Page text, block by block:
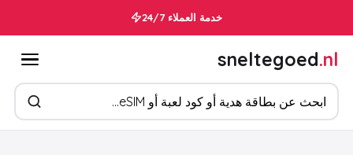
خدمة العملاء 24/7
sneltegoed.nl
ابحث عن المنتجات